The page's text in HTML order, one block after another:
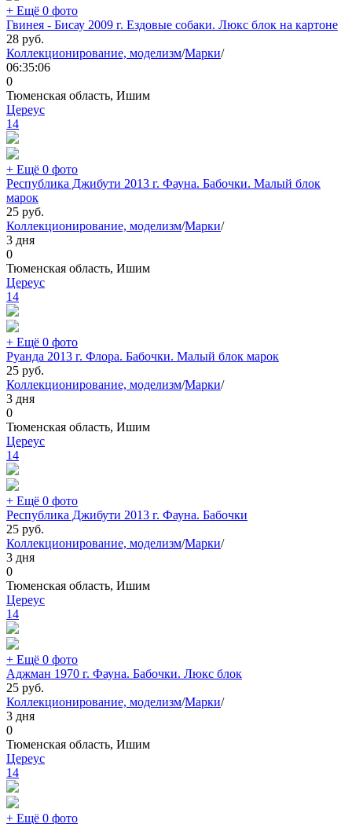
+ Ещё 0 фото
Гвинея - Бисау 2009 г. Ездовые собаки. Люкс блок на картоне
28 руб.
Коллекционирование, моделизм/Марки/
06:35:06
0
Тюменская область, Ишим
Цереус
14
+ Ещё 0 фото
Республика Джибути 2013 г. Фауна. Бабочки. Малый блок
марок
25 руб.
Коллекционирование, моделизм/Марки/
3 дня
0
Тюменская область, Ишим
Цереус
14
+ Ещё 0 фото
Руанда 2013 г. Флора. Бабочки. Малый блок марок
25 руб.
Коллекционирование, моделизм/Марки/
3 дня
0
Тюменская область, Ишим
Цереус
14
+ Ещё 0 фото
Республика Джибути 2013 г. Фауна. Бабочки
25 руб.
Коллекционирование, моделизм/Марки/
3 дня
0
Тюменская область, Ишим
Цереус
14
+ Ещё 0 фото
Аджман 1970 г. Фауна. Бабочки. Люкс блок
25 руб.
Коллекционирование, моделизм/Марки/
3 дня
0
Тюменская область, Ишим
Цереус
14
+ Ещё 0 фото